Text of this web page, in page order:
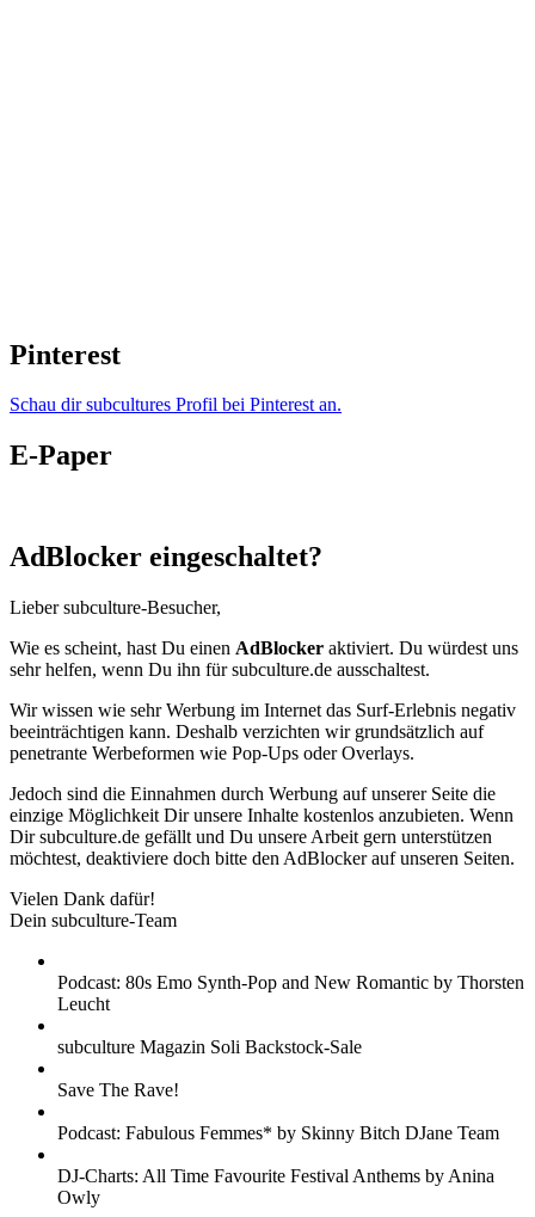
Pinterest
Schau dir subcultures Profil bei Pinterest an.
E-Paper
AdBlocker eingeschaltet?
Lieber subculture-Besucher,
Wie es scheint, hast Du einen AdBlocker aktiviert. Du würdest uns
sehr helfen, wenn Du ihn für subculture.de ausschaltest.
Wir wissen wie sehr Werbung im Internet das Surf-Erlebnis negativ
beeinträchtigen kann. Deshalb verzichten wir grundsätzlich auf
penetrante Werbeformen wie Pop-Ups oder Overlays.
Jedoch sind die Einnahmen durch Werbung auf unserer Seite die
einzige Möglichkeit Dir unsere Inhalte kostenlos anzubieten. Wenn
Dir subculture.de gefällt und Du unsere Arbeit gern unterstützen
möchtest, deaktiviere doch bitte den AdBlocker auf unseren Seiten.
Vielen Dank dafür!
Dein subculture-Team
Podcast: 80s Emo Synth-Pop and New Romantic by Thorsten
Leucht
subculture Magazin Soli Backstock-Sale
Save The Rave!
Podcast: Fabulous Femmes* by Skinny Bitch DJane Team
DJ-Charts: All Time Favourite Festival Anthems by Anina
Owly